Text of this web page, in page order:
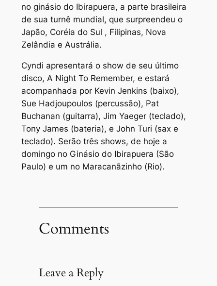
no ginásio do Ibirapuera, a parte brasileira
de sua turnê mundial, que surpreendeu o
Japão, Coréia do Sul , Filipinas, Nova
Zelândia e Austrália.
Cyndi apresentará o show de seu último
disco, A Night To Remember, e estará
acompanhada por Kevin Jenkins (baixo),
Sue Hadjoupoulos (percussão), Pat
Buchanan (guitarra), Jim Yaeger (teclado),
Tony James (bateria), e John Turi (sax e
teclado). Serão três shows, de hoje a
domingo no Ginásio do Ibirapuera (São
Paulo) e um no Maracanãzinho (Rio).
Comments
Leave a Reply